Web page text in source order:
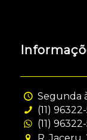
Segunda
(11)
(11)
R.